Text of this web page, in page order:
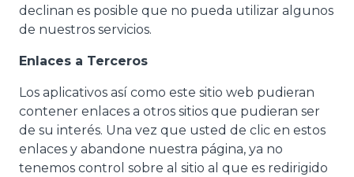
declinan es posible que no pueda utilizar algunos
de nuestros servicios.
Enlaces a Terceros
Los aplicativos así como este sitio web pudieran
contener enlaces a otros sitios que pudieran ser
de su interés. Una vez que usted de clic en estos
enlaces y abandone nuestra página, ya no
tenemos control sobre al sitio al que es redirigido